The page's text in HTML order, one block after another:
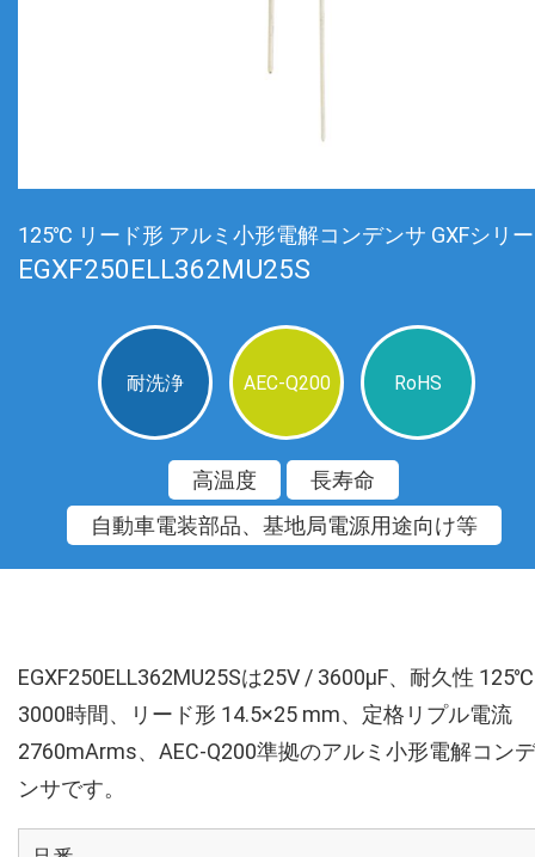
125℃ リード形 アルミ小形電解コンデンサ GXFシリ
EGXF250ELL362MU25S
耐洗浄 AEC-Q200 RoHS
高温度
長寿命
自動車電装部品、基地局電源用途向け等
EGXF250ELL362MU25Sは25V / 3600µF、耐久性 125℃
3000時間、リード形 14.5×25 mm、定格リプル電流
2760mArms、AEC-Q200準拠のアルミ小形電解コンデ
ンサです。